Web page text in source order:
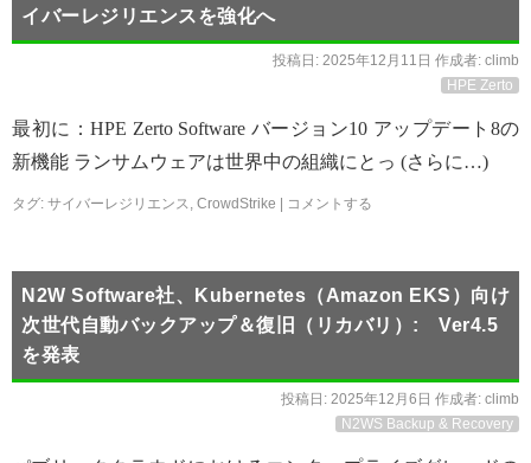
イバーレジリエンスを強化へ
投稿日: 2025年12月11日 作成者: climb
HPE Zerto
最初に：HPE Zerto Software バージョン10 アップデート8の
新機能 ランサムウェアは世界中の組織にとっ (さらに…)
タグ: サイバーレジリエンス, CrowdStrike コメントする
N2W Software社、Kubernetes（Amazon EKS）向け
次世代自動バックアップ＆復旧（リカバリ）: Ver4.5
を発表
投稿日: 2025年12月6日 作成者: climb
N2WS Backup & Recovery